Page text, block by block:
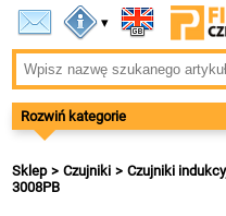
▾
Rozwiń kategorie
Sklep Czujniki Czujniki
3008PB